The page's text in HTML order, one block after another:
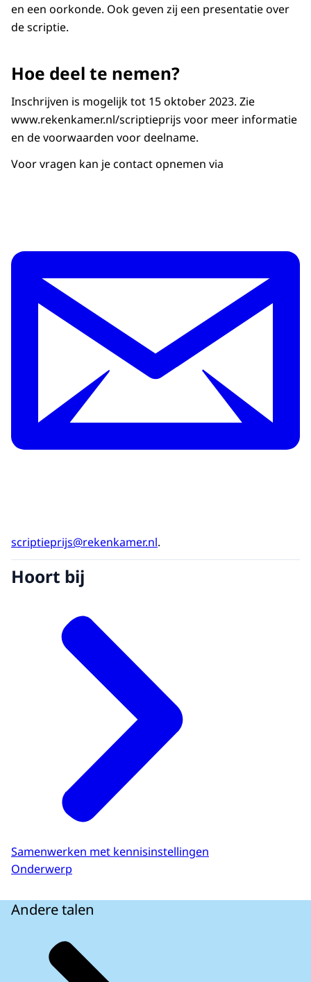
en een oorkonde. Ook geven zij een presentatie over
de scriptie.
Hoe deel te nemen?
Inschrijven is mogelijk tot 15 oktober 2023. Zie
www.rekenkamer.nl/scriptieprijs voor meer informatie
en de voorwaarden voor deelname.
Voor vragen kan je contact opnemen via
scriptieprijs@rekenkamer.nl.
Hoort bij
Samenwerken met kennisinstellingen
Onderwerp
Andere talen